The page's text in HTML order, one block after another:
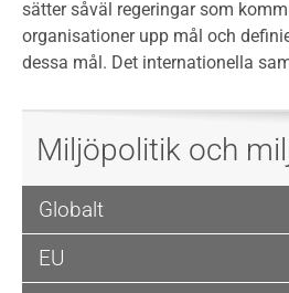
sätter såväl regeringar som
organisationer upp mål och
dessa mål. Det internationella
Miljöpolitik och
Globalt
EU